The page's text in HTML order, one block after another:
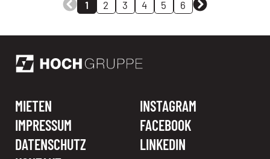
1 2 3 4 5 6
MIETEN
IMPRESSUM
DATENSCHUTZ
INSTAGRAM
FACEBOOK
LINKEDIN